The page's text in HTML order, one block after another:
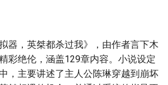
器，英桀都杀过我》，由作者言下木
彩绝伦，涵盖129章内容。小说设定
，主要讲述了主人公陈琳穿越到崩坏